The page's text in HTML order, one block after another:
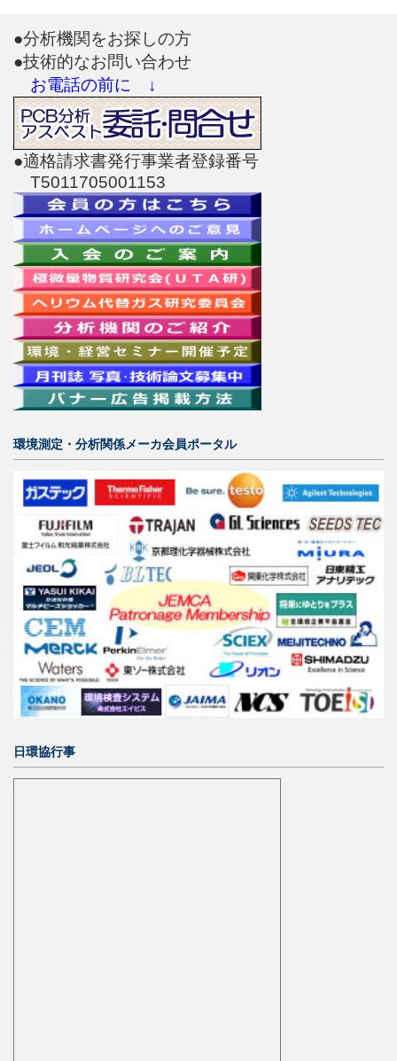
●分析機関をお探しの方
●技術的なお問い合わせ
お電話の前に ↓
●適格請求書発行事業者登録番号
T5011705001153
環境測定・分析関係メーカ会員ポータル
日環協行事